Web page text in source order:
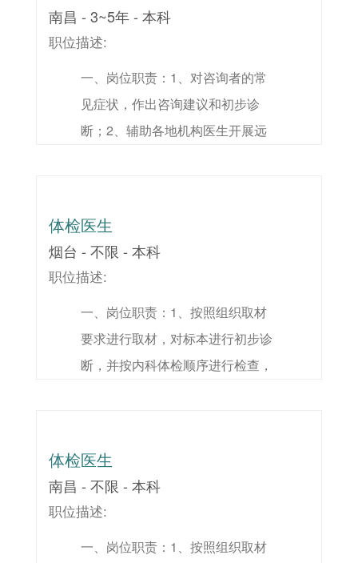
力，良好的问题分析及解决能
力； 6、 较强的沟通协调能力和团
业，本科或以上学历；2、 具有5年
名IT企业信息化管理或技术支持经
验；3、 熟悉地产ERP业务应用场
景，有运维或项目实施经验者优
5、 具有较强的自学能力和接受能
力，良好的问题分析及解决能
力； 6、 较强的沟通协调能力和团
护科室及机构其他部门关系，推进
公司项目发展；6、负责接听公司
400服务电话，解答客户的疑问，
登记客户的基本信息。二、任职要
求：1、全科医学或中西医结合专
联网知识；3、4年以上临床工作经
验，有高端体检机构总检经验者优
并且注册满3年；5、有亲和力，具
有较强的表达与沟通能力。
南昌 - 3~5年 - 本科
职位描述:
一、岗位职责：1、对咨询者的常
见症状，作出咨询建议和初步诊
断；2、辅助各地机构医生开展远
家庭医生及健康管理工作；5、维
护科室及机构其他部门关系，推进
公司项目发展；6、负责接听公司
400服务电话，解答客户的疑问，
登记客户的基本信息。二、任职要
求：1、全科医学或中西医结合专
联网知识；3、4年以上临床工作经
验，有高端体检机构总检经验者优
并且注册满3年；5、有亲和力，具
体检医生
烟台 - 不限 - 本科
职位描述:
一、岗位职责：1、按照组织取材
要求进行取材，对标本进行初步诊
断，并按内科体检顺序进行检查，
器维护及内务管理。任职资格1、
本科学历，临床医学或病理学相关
专业；2、获得执业医师从业资格
证，已规培者优先；3、可独立进
体检医生
南昌 - 不限 - 本科
职位描述:
一、岗位职责：1、按照组织取材